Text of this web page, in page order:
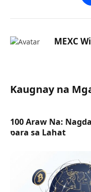
MEXC
Kaugnay na
100 Araw Na:
para sa Lahat